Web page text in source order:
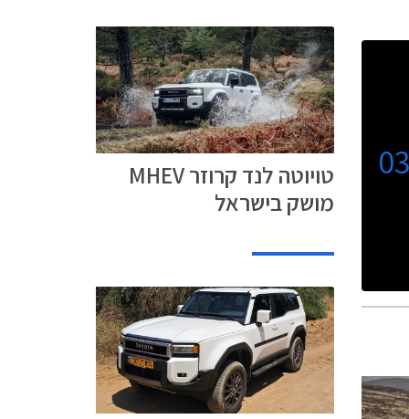
טויוטה לנד קרוזר MHEV
מושק בישראל